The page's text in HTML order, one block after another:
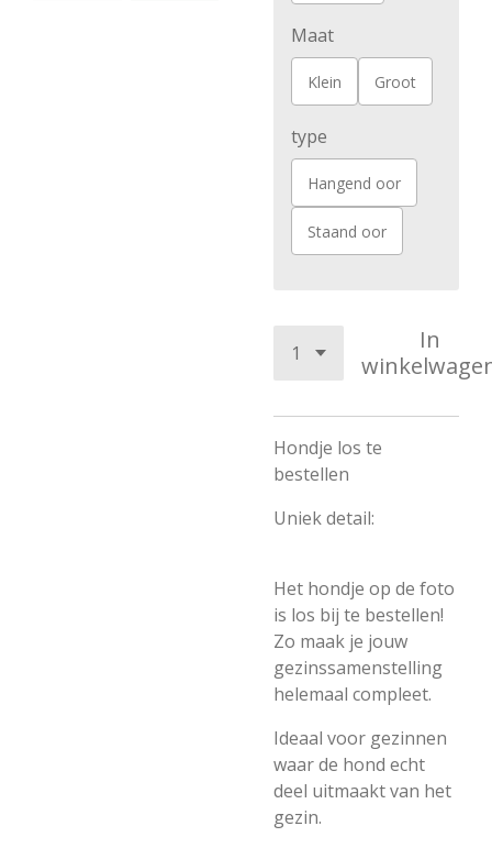
Maat
Klein Groot
type
Hangend oor
Staand oor
In
Hondje los te
bestellen
Uniek detail:
Het hondje op de foto
is los bij te bestellen!
Zo maak je jouw
gezinssamenstelling
helemaal compleet.
Ideaal voor gezinnen
waar de hond echt
deel uitmaakt van het
gezin.